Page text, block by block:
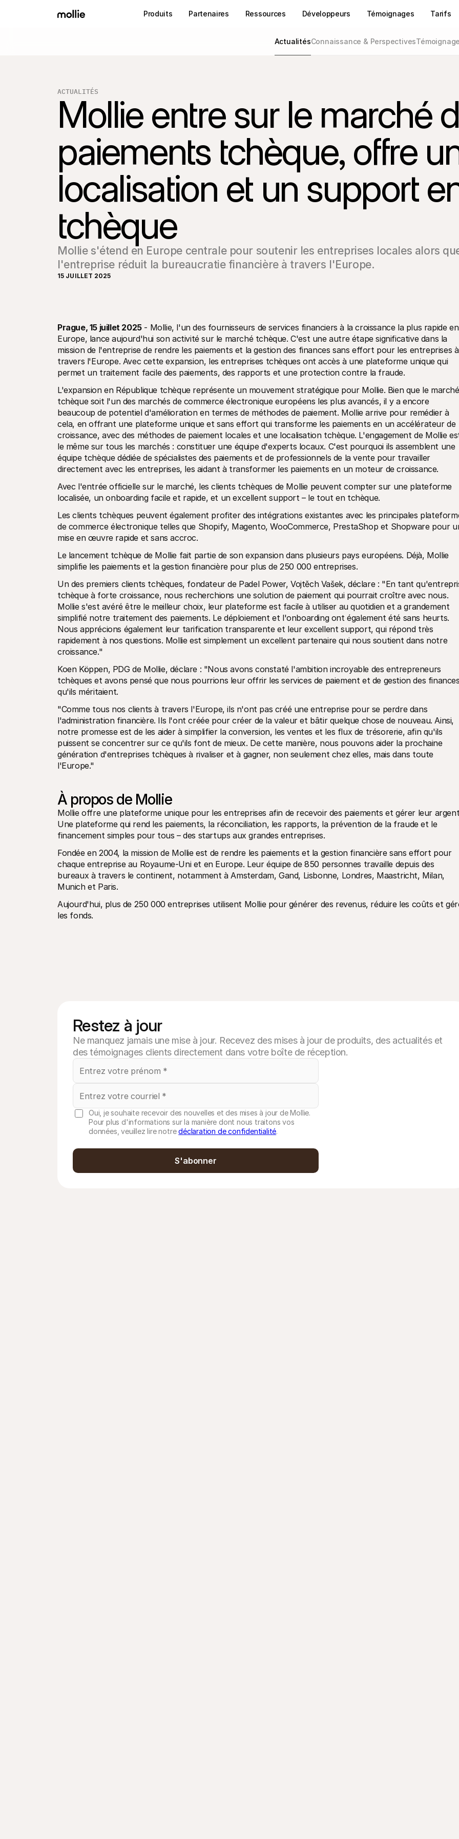
Produits Partenaires Ressources Développeurs Témoignages Tarifs
ActualitésConnaissance & Perspectives
ACTUALITÉS
Mollie entre sur le marché
paiements tchèque, offre
localisation et un support
tchèque
Mollie s'étend en Europe centrale pour soutenir les entreprises locales alors
l'entreprise réduit la bureaucratie financière à travers l'Europe.
15 JUILLET 2025
Prague, 15 juillet 2025 - Mollie, l'un des fournisseurs de services financiers à la croissance la plus rapide en
Europe, lance aujourd'hui son activité sur le marché tchèque. C'est une autre étape significative dans la
mission de l'entreprise de rendre les paiements et la gestion des finances sans effort pour les entreprises à
travers l'Europe. Avec cette expansion, les entreprises tchèques ont accès à une plateforme unique qui
permet un traitement facile des paiements, des rapports et une protection contre la fraude.
L'expansion en République tchèque représente un mouvement stratégique pour Mollie. Bien que le marché
tchèque soit l'un des marchés de commerce électronique européens les plus avancés, il y a encore
beaucoup de potentiel d'amélioration en termes de méthodes de paiement. Mollie arrive pour remédier à
cela, en offrant une plateforme unique et sans effort qui transforme les paiements en un accélérateur de
croissance, avec des méthodes de paiement locales et une localisation tchèque. L'engagement de Mollie
le même sur tous les marchés : constituer une équipe d'experts locaux. C'est pourquoi ils assemblent une
équipe tchèque dédiée de spécialistes des paiements et de professionnels de la vente pour travailler
directement avec les entreprises, les aidant à transformer les paiements en un moteur de croissance.
Avec l'entrée officielle sur le marché, les clients tchèques de Mollie peuvent compter sur une plateforme
localisée, un onboarding facile et rapide, et un excellent support – le tout en tchèque.
Les clients tchèques peuvent également profiter des intégrations existantes avec les principales
de commerce électronique telles que Shopify, Magento, WooCommerce, PrestaShop et Shopware pour
mise en œuvre rapide et sans accroc.
Le lancement tchèque de Mollie fait partie de son expansion dans plusieurs pays européens. Déjà, Mollie
simplifie les paiements et la gestion financière pour plus de 250 000 entreprises.
Un des premiers clients tchèques, fondateur de Padel Power, Vojtěch Vašek, déclare : "En tant
tchèque à forte croissance, nous recherchions une solution de paiement qui pourrait croître avec nous.
Mollie s'est avéré être le meilleur choix, leur plateforme est facile à utiliser au quotidien et a grandement
simplifié notre traitement des paiements. Le déploiement et l'onboarding ont également été sans heurts.
Nous apprécions également leur tarification transparente et leur excellent support, qui répond très
rapidement à nos questions. Mollie est simplement un excellent partenaire qui nous soutient dans notre
croissance."
Koen Köppen, PDG de Mollie, déclare : "Nous avons constaté l'ambition incroyable des entrepreneurs
tchèques et avons pensé que nous pourrions leur offrir les services de paiement et de gestion des
qu'ils méritaient.
"Comme tous nos clients à travers l'Europe, ils n'ont pas créé une entreprise pour se perdre dans
l'administration financière. Ils l'ont créée pour créer de la valeur et bâtir quelque chose de nouveau. Ainsi,
notre promesse est de les aider à simplifier la conversion, les ventes et les flux de trésorerie, afin qu'ils
puissent se concentrer sur ce qu'ils font de mieux. De cette manière, nous pouvons aider la prochaine
génération d'entreprises tchèques à rivaliser et à gagner, non seulement chez elles, mais dans toute
l'Europe."
À propos de Mollie
Mollie offre une plateforme unique pour les entreprises afin de recevoir des paiements et gérer leur
Une plateforme qui rend les paiements, la réconciliation, les rapports, la prévention de la fraude et le
financement simples pour tous – des startups aux grandes entreprises.
Fondée en 2004, la mission de Mollie est de rendre les paiements et la gestion financière sans effort pour
chaque entreprise au Royaume-Uni et en Europe. Leur équipe de 850 personnes travaille depuis des
bureaux à travers le continent, notamment à Amsterdam, Gand, Lisbonne, Londres, Maastricht, Milan,
Munich et Paris.
Aujourd'hui, plus de 250 000 entreprises utilisent Mollie pour générer des revenus, réduire les coûts et
les fonds.
Restez à jour
Ne manquez jamais une mise à jour. Recevez des mises à jour de produits, des actualités et
des témoignages clients directement dans votre boîte de réception.
Oui, je souhaite recevoir des nouvelles et des mises à jour de Mollie.
Pour plus d'informations sur la manière dont nous traitons vos
données, veuillez lire notredéclaration de confidentialité.
S'abonner